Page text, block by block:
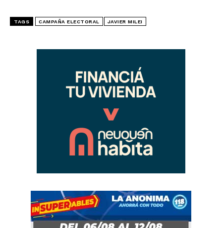
TAGS CAMPAÑA ELECTORAL JAVIER MILEI